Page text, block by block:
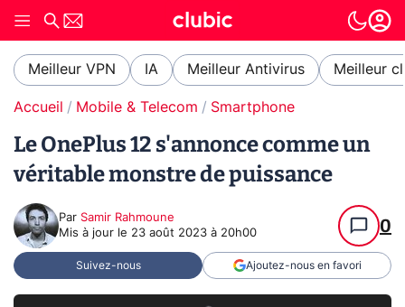
Meilleur VPN IA Meilleur Antivirus Meilleur
Accueil Mobile & Telecom Smartphone
Le OnePlus 12 s'annonce comme un
véritable monstre de puissance
Par Samir Rahmoune
Mis à jour le 23 août 2023 à 20h00 0
Suivez-nous Ajoutez-nous en favori